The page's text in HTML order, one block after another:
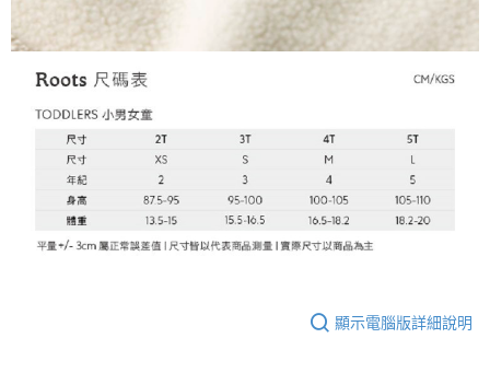
顯示電腦版詳細說明